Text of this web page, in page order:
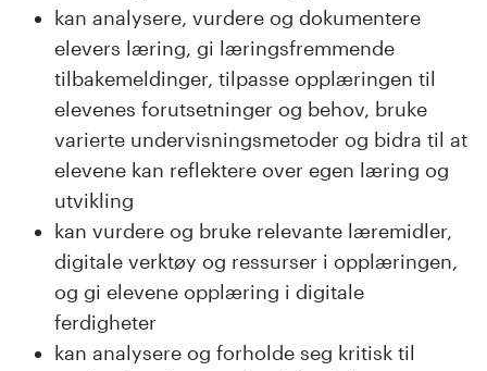
kan analysere, vurdere og dokumentere
elevers læring, gi læringsfremmende
tilbakemeldinger, tilpasse opplæringen til
elevenes forutsetninger og behov, bruke
varierte undervisningsmetoder og bidra til at
elevene kan reflektere over egen læring og
utvikling
kan vurdere og bruke relevante læremidler,
digitale verktøy og ressurser i opplæringen,
og gi elevene opplæring i digitale
ferdigheter
kan analysere og forholde seg kritisk til